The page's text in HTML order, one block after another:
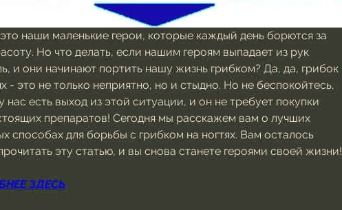
наши маленькие герои, которые каждый день борются за
Но что делать, если нашим героям выпадает из рук
и они начинают портить нашу жизнь грибком? Да, да, грибок
- это не только неприятно, но и стыдно. Но не беспокойтесь,
нас есть выход из этой ситуации, и он не требует покупки
препаратов! Сегодня мы расскажем вам о лучших
способах для борьбы с грибком на ногтях. Вам осталось
эту статью, и вы снова станете героями своей жизни!
ЗДЕСЬ